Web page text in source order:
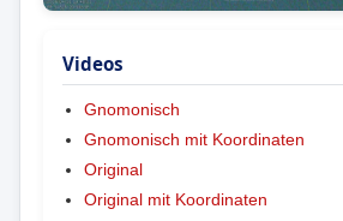
Videos
Gnomonisch
Gnomonisch mit Koordinaten
Original
Original mit Koordinaten